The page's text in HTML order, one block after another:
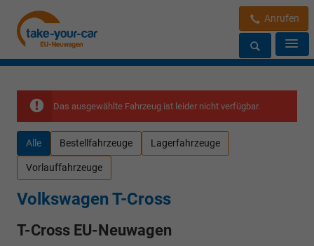
Anrufen
Das ausgewählte Fahrzeug ist leider nicht verfügbar.
Alle Bestellfahrzeuge Lagerfahrzeuge
Vorlauffahrzeuge
Volkswagen T-Cross
T-Cross EU-Neuwagen